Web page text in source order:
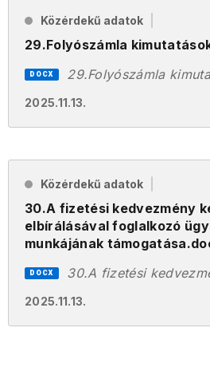
Közérdekű adatok
29.Folyószámla
2025.11.13.
DOCX 29.Folyószámla
Közérdekű adatok
30.A fizetési kedvezmény
elbírálásával foglalkozó
munkájának
2025.11.13.
DOCX